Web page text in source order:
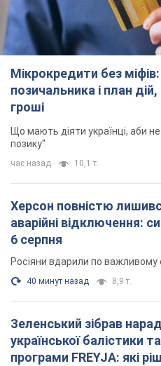
Мікрокредити без міфів:
позичальника і план
гроші
Що мають діяти українці, аби
позику"
час назад 10,1 т.
Херсон повністю
аварійні відключення:
6 серпня
Росіяни вдарили по важливому
40 минут назад 8,9 т.
Зеленський зібрав
української балістики та антибалістичної
програми FREYJA: які